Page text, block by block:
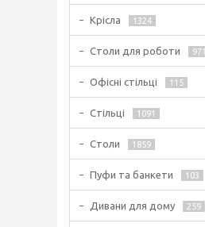
Крісла 1324
Столи для роботи 971
Офісні стільці 115
Стільці 1091
Столи 1859
Пуфи та банкети 103
Дивани для дому 259